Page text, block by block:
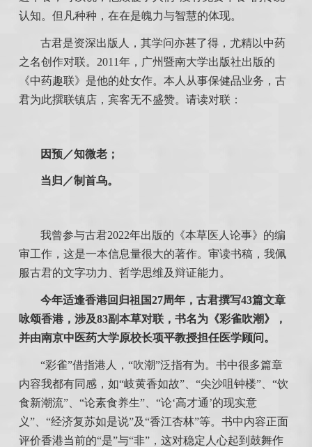
认知。但凡种种，在在是魄力与智慧的体现。
古君是资深出版人，其学问亦甚了得，尤精以中药
之名创作对联。2011年，广州暨南大学出版社出版的
《中药趣联》是他的处女作。本人从事保健品业务，古
君为此撰联镇店，宾客无不盛赞。请读对联：
因预／知微老；
当归／制首乌。
我曾参与古君2022年出版的《本草医人论事》的编
审工作，这是一本信息量很大的著作。审读书稿，我佩
服古君的文字功力、哲学思维及辩证能力。
今年适逢香港回归祖国27周年，古君撰写43篇文章
咏颂香港，涉及83副本草对联，书名为《彩雀吹潮》，
并由南京中医药大学原校长项平教授担任医学顾问。
“彩雀”借指港人，“吹潮”泛指有为。书中很多篇章
内容我都有同感，如“岐黄香如故”、“尖沙咀钟楼”、“饮
食新潮流”、“论素食养生”、“论‘高才通’的现实意
义”、“经济复苏如是说”及“香江杏林”等。书中内容正面
评价香港当前的“是”与“非”，这对稳定人心起到鼓舞作